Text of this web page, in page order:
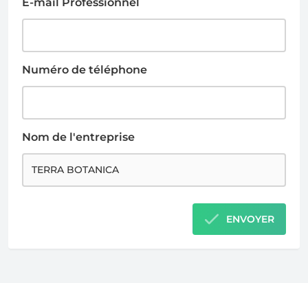
Numéro de téléphone
Nom de l'entreprise
ENVOYER